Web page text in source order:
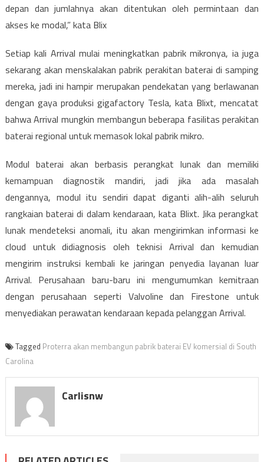
depan dan jumlahnya akan ditentukan oleh permintaan dan
akses ke modal,” kata Blix
Setiap kali Arrival mulai meningkatkan pabrik mikronya, ia juga
sekarang akan menskalakan pabrik perakitan baterai di samping
mereka, jadi ini hampir merupakan pendekatan yang berlawanan
dengan gaya produksi gigafactory Tesla, kata Blixt, mencatat
bahwa Arrival mungkin membangun beberapa fasilitas perakitan
baterai regional untuk memasok lokal pabrik mikro.
Modul baterai akan berbasis perangkat lunak dan memiliki
kemampuan diagnostik mandiri, jadi jika ada masalah
dengannya, modul itu sendiri dapat diganti alih-alih seluruh
rangkaian baterai di dalam kendaraan, kata Blixt. Jika perangkat
lunak mendeteksi anomali, itu akan mengirimkan informasi ke
cloud untuk didiagnosis oleh teknisi Arrival dan kemudian
mengirim instruksi kembali ke jaringan penyedia layanan luar
Arrival. Perusahaan baru-baru ini mengumumkan kemitraan
dengan perusahaan seperti Valvoline dan Firestone untuk
menyediakan perawatan kendaraan kepada pelanggan Arrival.
Tagged Proterra akan membangun pabrik baterai EV komersial di South
Carolina
Carlisnw